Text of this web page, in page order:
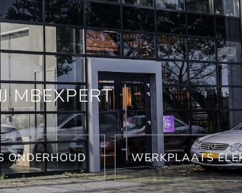
MBEXPERT
ONDERHOUD WERKPLAATS